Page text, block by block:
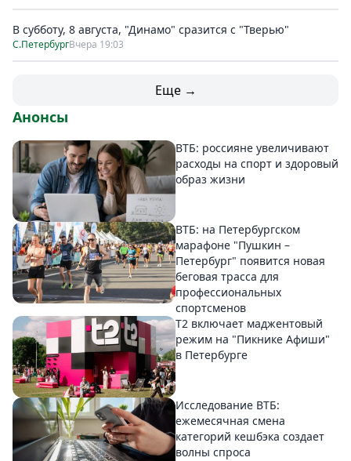
В субботу, 8 августа, "Динамо" сразится с "Тверью"
С.ПетербургВчера 19:03
Еще →
Анонсы
ВТБ: россияне увеличивают
расходы на спорт и здоровый
образ жизни
ВТБ: на Петербургском
марафоне "Пушкин –
Петербург" появится новая
беговая трасса для
профессиональных
спортсменов
Т2 включает маджентовый
режим на "Пикнике Афиши"
в Петербурге
Исследование ВТБ:
ежемесячная смена
категорий кешбэка создает
волны спроса